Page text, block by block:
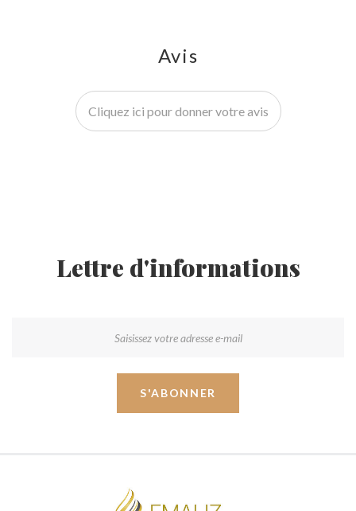
Avis
Cliquez ici pour donner votre avis
Lettre d'informations
S'ABONNER